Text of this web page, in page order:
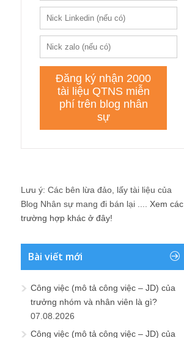
Lưu ý: Các bên lừa đảo, lấy tài liệu của
Blog Nhân sự mang đi bán lại .... Xem các
trường hợp khác ở đây!
Bài viết mới
Công việc (mô tả công việc – JD) của
trưởng nhóm và nhân viên là gì?
07.08.2026
Công việc (mô tả công việc – JD) của